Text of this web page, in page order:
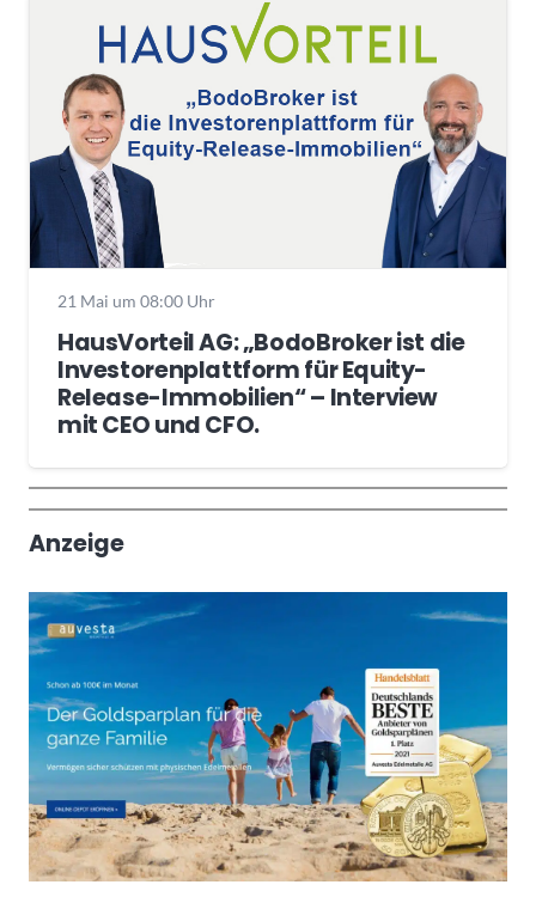
21 Mai um 08:00 Uhr
HausVorteil AG: „BodoBroker ist die
Investorenplattform für Equity-
Release-Immobilien“ – Interview
mit CEO und CFO.
Wochenrückblick
Trendthemen
Anzeige